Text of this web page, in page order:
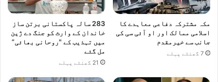
مکہ مشترکہ دفاعی معاہدے کا
اسلامی ممالک اور او آئی سی کی
جانب سے خیرمقدم
7 گھنٹے پہلے
283 سالہ پاکستانی برتن ساز
خاندان کے وارث کو جنگ دے ژین
میں تہذیب کے "روحانی بھائی”
مل گئے
21 گھنٹے پہلے